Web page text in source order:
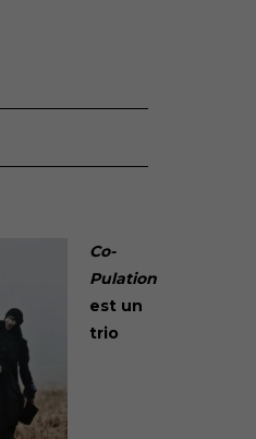
Co-
Pulation
est un
trio